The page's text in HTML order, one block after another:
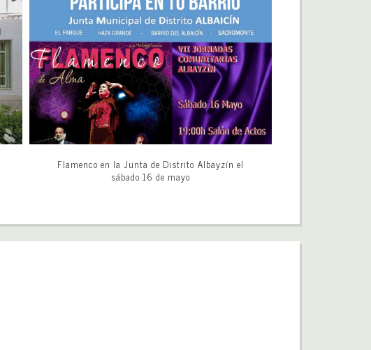
Flamenco en la Junta de Distrito Albayzín el
sábado 16 de mayo